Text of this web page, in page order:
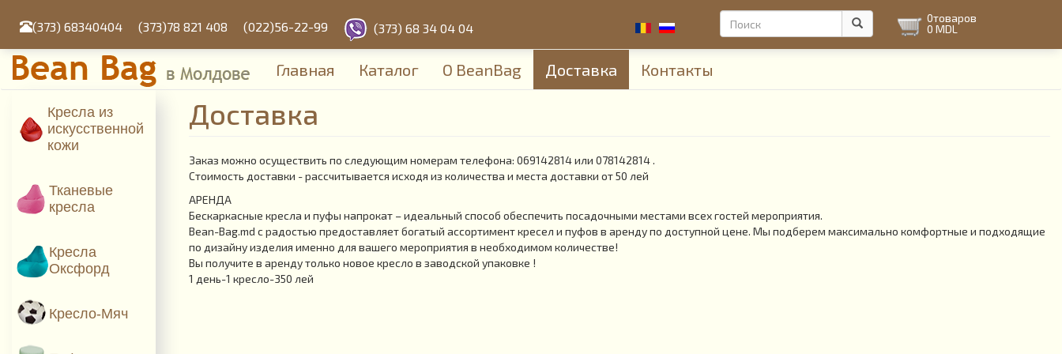
содержанию
(373) 68340404 (373)78 821 408 (022)56-22-99 (373) 68 34 04 04
Форма
поиска
0товаров
0 MDL
Главная Каталог О BeanBag Доставка Контакты
Кресла из
искусcтвенной
кожи
Тканевые
кресла
Кресла
Оксфорд
Кресло-Мяч
Доставка
Заказ можно осуществить по следующим номерам телефона: 069142814 или 078142814 .
Стоимость доставки - рассчитывается исходя из количества и места доставки от 50 лей
АРЕНДА
Бескаркасные кресла и пуфы напрокат – идеальный способ обеспечить посадочными местами всех гостей мероприятия.
Bean-Bag.md с радостью предоставляет богатый ассортимент кресел и пуфов в аренду по доступной цене. Мы подберем максимально комфортные и подходящие
по дизайну изделия именно для вашего мероприятия в необходимом количестве!
Вы получите в аренду только новое кресло в заводской упаковке !
1 день-1 кресло-350 лей